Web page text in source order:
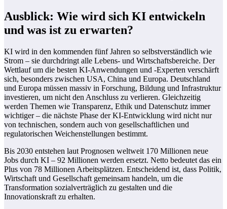
Ausblick: Wie wird sich KI entwickeln
und was ist zu erwarten?
KI wird in den kommenden fünf Jahren so selbstverständlich wie
Strom – sie durchdringt alle Lebens- und Wirtschaftsbereiche. Der
Wettlauf um die besten KI-Anwendungen und -Experten verschärft
sich, besonders zwischen USA, China und Europa. Deutschland
und Europa müssen massiv in Forschung, Bildung und Infrastruktur
investieren, um nicht den Anschluss zu verlieren. Gleichzeitig
werden Themen wie Transparenz, Ethik und Datenschutz immer
wichtiger – die nächste Phase der KI-Entwicklung wird nicht nur
von technischen, sondern auch von gesellschaftlichen und
regulatorischen Weichenstellungen bestimmt.
Bis 2030 entstehen laut Prognosen weltweit 170 Millionen neue
Jobs durch KI – 92 Millionen werden ersetzt. Netto bedeutet das ein
Plus von 78 Millionen Arbeitsplätzen. Entscheidend ist, dass Politik,
Wirtschaft und Gesellschaft gemeinsam handeln, um die
Transformation sozialverträglich zu gestalten und die
Innovationskraft zu erhalten.